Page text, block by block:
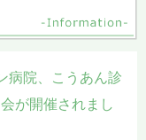
病院、こうあん診
が開催されまし